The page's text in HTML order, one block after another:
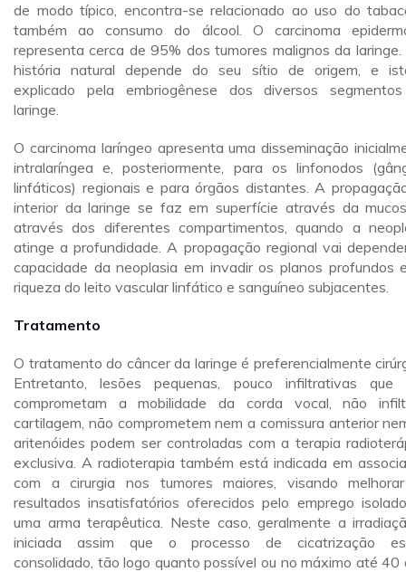
de modo típico, encontra-se relacionado ao uso do
também ao consumo do álcool. O carcinoma
representa cerca de 95% dos tumores malignos da laringe.
história natural depende do seu sítio de origem, e
explicado pela embriogênese dos diversos
laringe.
O carcinoma laríngeo apresenta uma disseminação
intralaríngea e, posteriormente, para os linfonodos
linfáticos) regionais e para órgãos distantes. A
interior da laringe se faz em superfície através da
através dos diferentes compartimentos, quando a
atinge a profundidade. A propagação regional vai
capacidade da neoplasia em invadir os planos profundos
riqueza do leito vascular linfático e sanguíneo subjacentes.
Tratamento
O tratamento do câncer da laringe é preferencialmente
Entretanto, lesões pequenas, pouco infiltrativas que
comprometam a mobilidade da corda vocal, não
cartilagem, não comprometem nem a comissura anterior
aritenóides podem ser controladas com a terapia
exclusiva. A radioterapia também está indicada em
com a cirurgia nos tumores maiores, visando
resultados insatisfatórios oferecidos pelo emprego
uma arma terapêutica. Neste caso, geralmente a
iniciada assim que o processo de cicatrização
consolidado, tão logo quanto possível ou no máximo até 40